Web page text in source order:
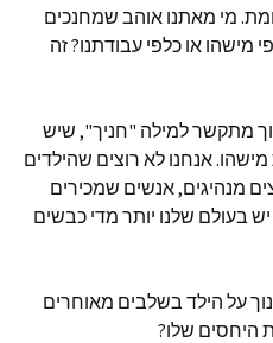
מי מאתנו אוהב שמחנכים
מישהו או כלפי עבודתנו? זה
מתקשר למילה "חניך", שיש
אנחנו לא רוצים שהילדים
מנהיגים, אנשים שמכירים
בעולם שלנו יותר מדי כבשים
על הילד בשלבים מאוחרים
היחסים שלו?